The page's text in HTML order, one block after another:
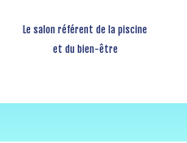
Le salon référent de la piscine
et du bien-être